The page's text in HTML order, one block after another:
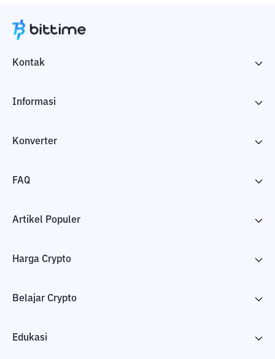
Kontak
Informasi
Konverter
FAQ
Artikel Populer
Harga Crypto
Belajar Crypto
Edukasi